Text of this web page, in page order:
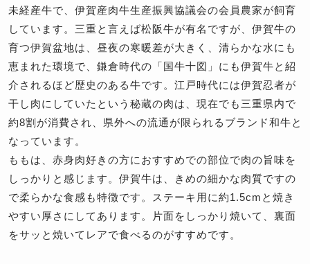
未経産牛で、伊賀産肉牛生産振興協議会の会員農家が飼育
しています。三重と言えば松阪牛が有名ですが、伊賀牛の
育つ伊賀盆地は、昼夜の寒暖差が大きく、清らかな水にも
恵まれた環境で、鎌倉時代の「国牛十図」にも伊賀牛と紹
介されるほど歴史のある牛です。江戸時代には伊賀忍者が
干し肉にしていたという秘蔵の肉は、現在でも三重県内で
約8割が消費され、県外への流通が限られるブランド和牛と
なっています。
ももは、赤身肉好きの方におすすめでの部位で肉の旨味を
しっかりと感じます。伊賀牛は、きめの細かな肉質ですの
で柔らかな食感も特徴です。ステーキ用に約1.5cmと焼き
やすい厚さにしてあります。片面をしっかり焼いて、裏面
をサッと焼いてレアで食べるのがすすめです。